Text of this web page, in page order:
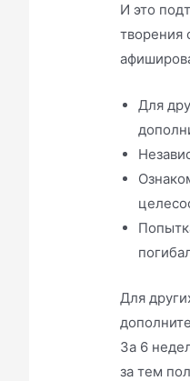
И это
творения
Для
Для
За 6
за тем